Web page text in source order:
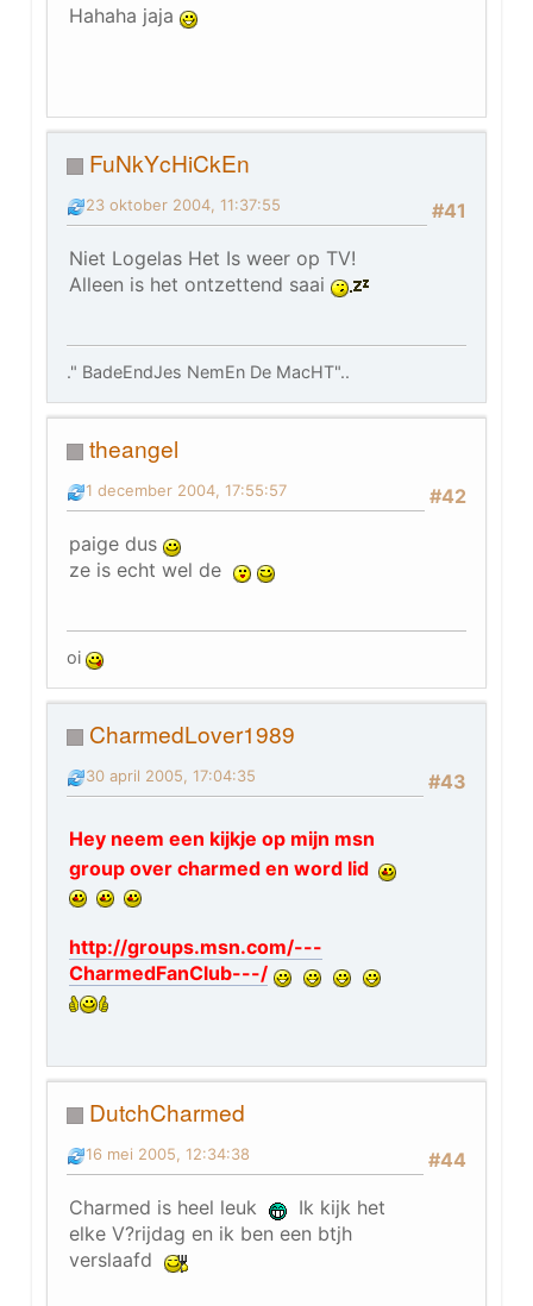
Hahaha jaja
FuNkYcHiCkEn
#41
23 oktober 2004, 11:37:55
Niet Logelas Het Is weer op TV!
Alleen is het ontzettend saai
." BadeEndJes NemEn De MacHT"..
theangel
#42
1 december 2004, 17:55:57
paige dus
ze is echt wel de
oi
CharmedLover1989
#43
30 april 2005, 17:04:35
Hey neem een kijkje op mijn msn
group over charmed en word lid
http://groups.msn.com/---
CharmedFanClub---/
DutchCharmed
#44
16 mei 2005, 12:34:38
Charmed is heel leuk
Ik kijk het
elke V?rijdag en ik ben een btjh
verslaafd